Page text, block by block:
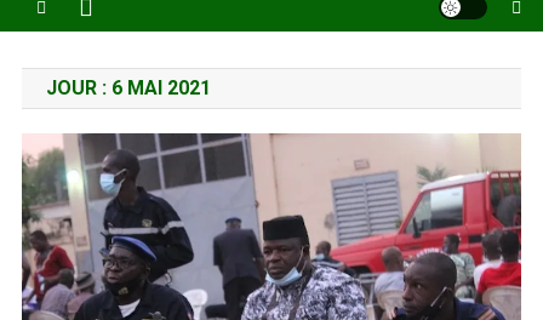
JOUR : 6 MAI 2021